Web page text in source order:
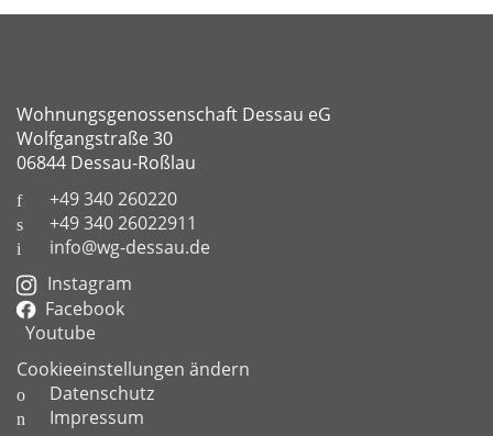
Wohnungsgenossenschaft Dessau eG
Wolfgangstraße 30
06844 Dessau-Roßlau
+49 340 260220
+49 340 26022911
info@wg-dessau.de
Instagram
Facebook
Youtube
Cookieeinstellungen ändern
Datenschutz
Impressum